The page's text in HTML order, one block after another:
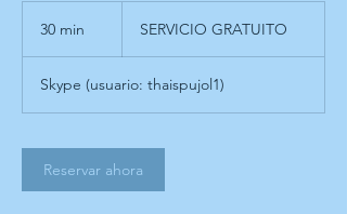
30 min
m
i
SERVICIO GRATUITO
Skype (usuario: thaispujol1)
Reservar ahora